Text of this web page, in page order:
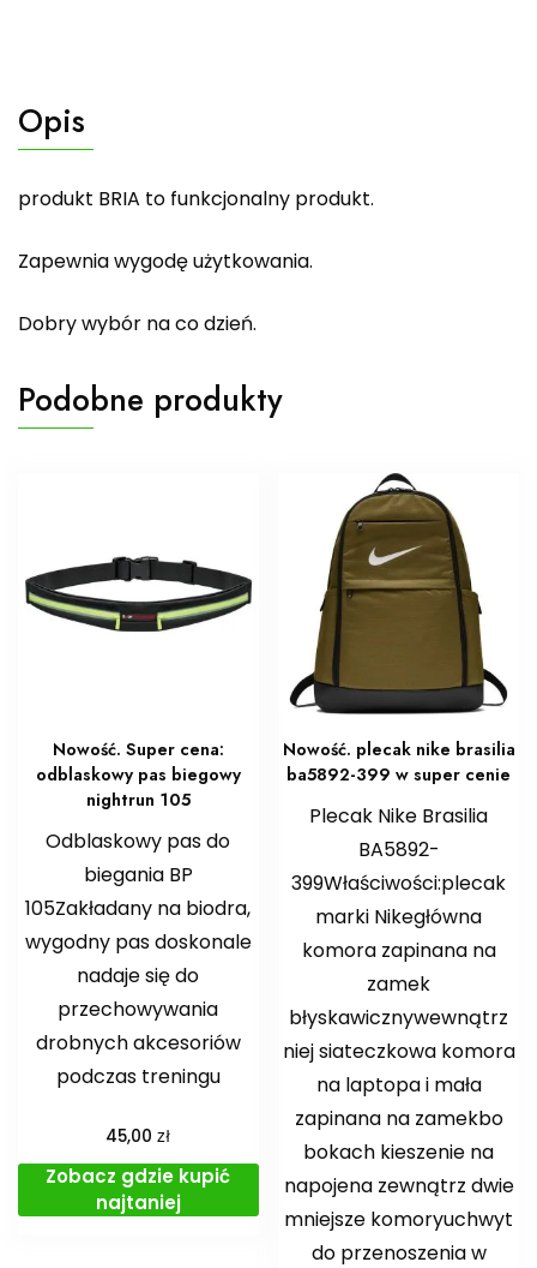
Opis
produkt BRIA to funkcjonalny produkt.
Zapewnia wygodę użytkowania.
Dobry wybór na co dzień.
Podobne produkty
Nowość. Super cena:
odblaskowy pas biegowy
nightrun 105
Odblaskowy pas do
biegania BP
105Zakładany na biodra,
wygodny pas doskonale
nadaje się do
przechowywania
drobnych akcesoriów
podczas treningu
45,00zł
Zobacz gdzie kupić
najtaniej
Nowość. plecak nike brasilia
ba5892-399 w super cenie
Plecak Nike Brasilia
BA5892-
399Właściwości:plecak
marki Nikegłówna
komora zapinana na
zamek
błyskawicznywewnątrz
niej siateczkowa komora
na laptopa i mała
zapinana na zamekbo
bokach kieszenie na
napojena zewnątrz dwie
mniejsze komoryuchwyt
do przenoszenia w